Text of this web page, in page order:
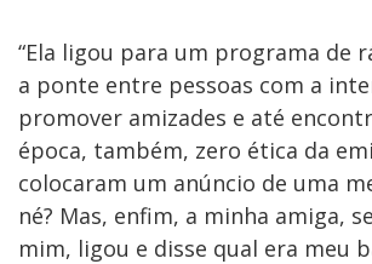
“Ela ligou para um programa de
a ponte entre pessoas com a
promover amizades e até
época, também, zero ética da
colocaram um anúncio de uma
né? Mas, enfim, a minha amiga,
mim, ligou e disse qual era meu